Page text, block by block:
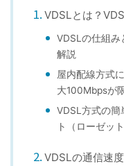
VDSLとは？
VDSLの仕組み
解説
屋内配線方式
大100Mbpsが
VDSL方式の簡
ト（ローゼッ
VDSLの通信速